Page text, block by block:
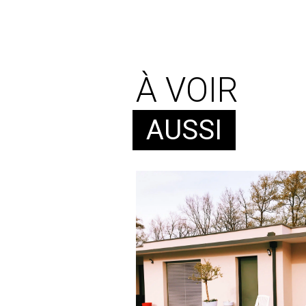
À VOIR
AUSSI